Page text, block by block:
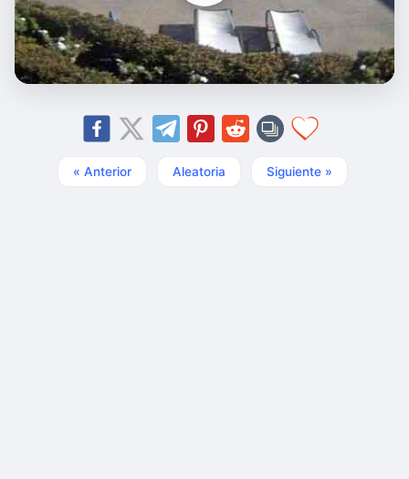
« Anterior Aleatoria Siguiente »